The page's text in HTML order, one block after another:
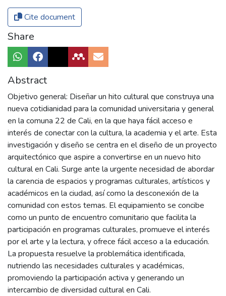
Cite document
Share
Abstract
Objetivo general: Diseñar un hito cultural que construya una
nueva cotidianidad para la comunidad universitaria y general
en la comuna 22 de Cali, en la que haya fácil acceso e
interés de conectar con la cultura, la academia y el arte. Esta
investigación y diseño se centra en el diseño de un proyecto
arquitectónico que aspire a convertirse en un nuevo hito
cultural en Cali. Surge ante la urgente necesidad de abordar
la carencia de espacios y programas culturales, artísticos y
académicos en la ciudad, así como la desconexión de la
comunidad con estos temas. El equipamiento se concibe
como un punto de encuentro comunitario que facilita la
participación en programas culturales, promueve el interés
por el arte y la lectura, y ofrece fácil acceso a la educación.
La propuesta resuelve la problemática identificada,
nutriendo las necesidades culturales y académicas,
promoviendo la participación activa y generando un
intercambio de diversidad cultural en Cali.